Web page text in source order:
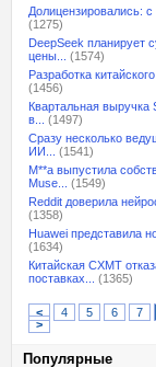
Долицензировались: с
(1275)
DeepSeek планирует
цены...
(1574)
Разработка
(1456)
Квартальная выручка
в...
(1497)
Сразу несколько
ИИ...
(1541)
M**a выпустила
Muse...
(1549)
Reddit доверила
(1358)
Huawei представила
(1634)
Китайская CXMT
поставках...
(1365)
< 4 5 6 7
>
Популярные